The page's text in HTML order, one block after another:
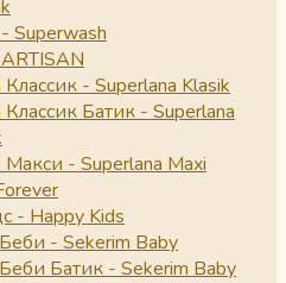
Superwash
- Superlana Klasik
Батик - Superlana
- Superlana Maxi
- Happy Kids
- Sekerim Baby
Батик - Sekerim Baby